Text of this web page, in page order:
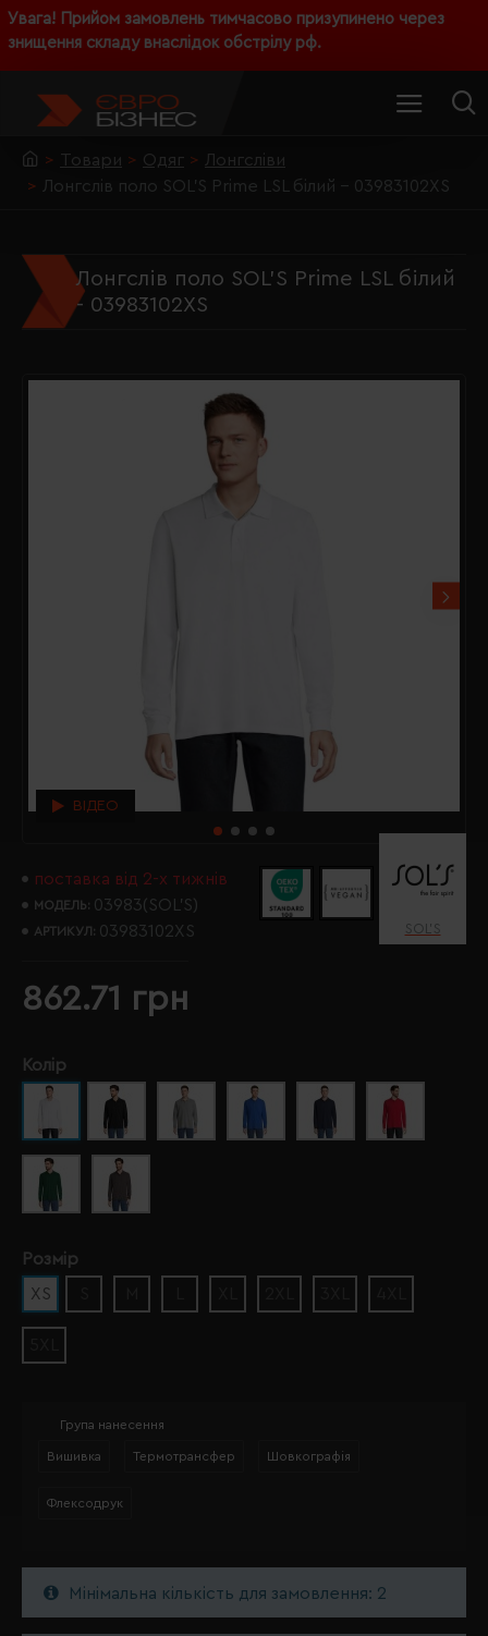
Увага! Прийом замовлень тимчасово призупинено через
знищення складу внаслідок обстрілу рф.
Товари Одяг
Лонгсліви
Лонгслів поло SOL'S Prime LSL білий - 03983102XS
Лонгслів поло SOL'S Prime LSL білий
- 03983102XS
ВІДЕО
поставка від 2-х тижнів
МОДЕЛЬ: 03983(SOL’S)
АРТИКУЛ: 03983102XS SOL’S
862.71 грн
Колір
Розмір
XS
Група нанесення
Вишивка Термотрансфер Шовкографія
Флексодрук
Мінімальна кількість для замовлення: 2